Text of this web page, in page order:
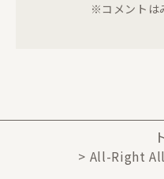
※コメントは
All-Right